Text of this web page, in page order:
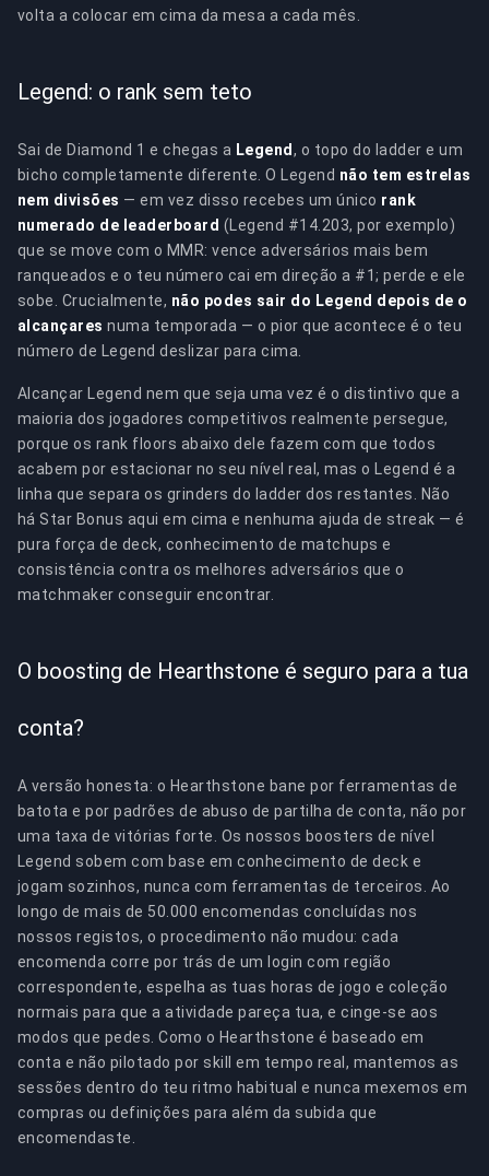
volta a colocar em cima da mesa a cada mês.
Legend: o rank sem teto
Sai de Diamond 1 e chegas a Legend , o topo do ladder e um
bicho completamente diferente. O Legend não tem estrelas
nem divisões — em vez disso recebes um único rank
numerado de leaderboard (Legend #14.203, por exemplo)
que se move com o MMR: vence adversários mais bem
ranqueados e o teu número cai em direção a #1; perde e ele
sobe. Crucialmente, não podes sair do Legend depois de o
alcançares numa temporada — o pior que acontece é o teu
número de Legend deslizar para cima.
Alcançar Legend nem que seja uma vez é o distintivo que a
maioria dos jogadores competitivos realmente persegue,
porque os rank floors abaixo dele fazem com que todos
acabem por estacionar no seu nível real, mas o Legend é a
linha que separa os grinders do ladder dos restantes. Não
há Star Bonus aqui em cima e nenhuma ajuda de streak — é
pura força de deck, conhecimento de matchups e
consistência contra os melhores adversários que o
matchmaker conseguir encontrar.
O boosting de Hearthstone é seguro para a tua
conta?
A versão honesta: o Hearthstone bane por ferramentas de
batota e por padrões de abuso de partilha de conta, não por
uma taxa de vitórias forte. Os nossos boosters de nível
Legend sobem com base em conhecimento de deck e
jogam sozinhos, nunca com ferramentas de terceiros. Ao
longo de mais de 50.000 encomendas concluídas nos
nossos registos, o procedimento não mudou: cada
encomenda corre por trás de um login com região
correspondente, espelha as tuas horas de jogo e coleção
normais para que a atividade pareça tua, e cinge-se aos
modos que pedes. Como o Hearthstone é baseado em
conta e não pilotado por skill em tempo real, mantemos as
sessões dentro do teu ritmo habitual e nunca mexemos em
compras ou definições para além da subida que
encomendaste.